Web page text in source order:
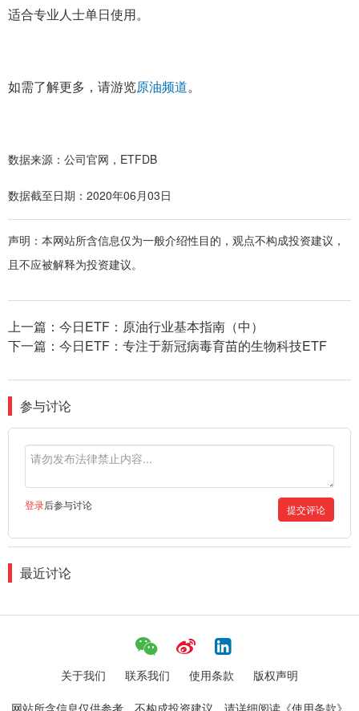
适合专业人士单日使用。
如需了解更多，请游览原油频道。
数据来源：公司官网，ETFDB
数据截至日期：2020年06月03日
声明：本网站所含信息仅为一般介绍性目的，观点不构成投资建议，
且不应被解释为投资建议。
上一篇： 今日ETF：原油行业基本指南（中）
下一篇： 今日ETF：专注于新冠病毒育苗的生物科技ETF
参与讨论
登录后参与讨论 提交评论
最近讨论
关于我们 联系我们 使用条款 版权声明
网站所含信息仅供参考，不构成投资建议。请详细阅读《使用条款》